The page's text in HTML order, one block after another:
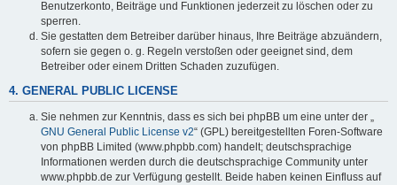
Benutzerkonto, Beiträge und Funktionen jederzeit zu löschen oder zu
sperren.
Sie gestatten dem Betreiber darüber hinaus, Ihre Beiträge abzuändern,
sofern sie gegen o. g. Regeln verstoßen oder geeignet sind, dem
Betreiber oder einem Dritten Schaden zuzufügen.
4. GENERAL PUBLIC LICENSE
Sie nehmen zur Kenntnis, dass es sich bei phpBB um eine unter der „
GNU General Public License v2“ (GPL) bereitgestellten Foren-Software
von phpBB Limited (www.phpbb.com) handelt; deutschsprachige
Informationen werden durch die deutschsprachige Community unter
www.phpbb.de zur Verfügung gestellt. Beide haben keinen Einfluss auf